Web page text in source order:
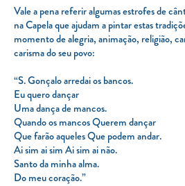
Vale a pena referir algumas estrofes de
na Capela que ajudam a pintar estas
momento de alegria, animação, religião,
carisma do seu povo:
“S. Gonçalo arredai os bancos.
Eu quero dançar
Uma dança de mancos.
Quando os mancos Querem dançar
Que farão aqueles Que podem andar.
Ai sim ai sim Ai sim ai não.
Santo da minha alma.
Do meu coração.”